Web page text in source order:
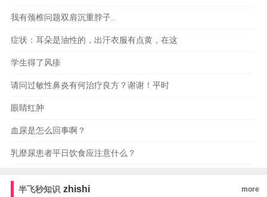
我有颈椎问题双肩沉重脖子..
症状：耳朵是油性的，出汗衣服有点黄，在这
学生得了风疹
请问过敏性鼻炎有何治疗良方？谢谢！平时
眼睛红肿
血尿是怎么回事啊？
乳靡尿患者平日饮食应注意什么？
半飞秒知识 zhishi more